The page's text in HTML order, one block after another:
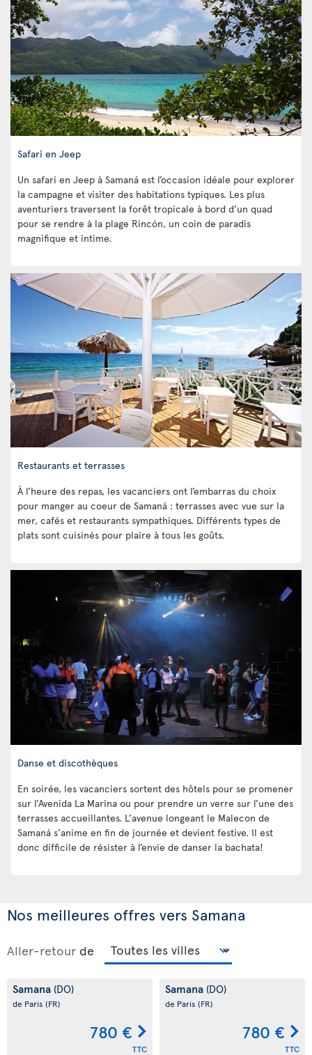
Safari en Jeep
Un safari en Jeep à Samaná est l’occasion idéale pour explorer
la campagne et visiter des habitations typiques. Les plus
aventuriers traversent la forêt tropicale à bord d’un quad
pour se rendre à la plage Rincón, un coin de paradis
magnifique et intime.
Restaurants et terrasses
À l’heure des repas, les vacanciers ont l’embarras du choix
pour manger au coeur de Samaná : terrasses avec vue sur la
mer, cafés et restaurants sympathiques. Différents types de
plats sont cuisinés pour plaire à tous les goûts.
Danse et discothèques
En soirée, les vacanciers sortent des hôtels pour se promener
sur l’Avenida La Marina ou pour prendre un verre sur l’une des
terrasses accueillantes. L’avenue longeant le Malecon de
Samaná s’anime en fin de journée et devient festive. Il est
donc difficile de résister à l’envie de danser la bachata!
Nos meilleures offres vers Samana
Aller-retour de
Samana (DO)
de Paris (FR)
780 €
TTC
Samana (DO)
de Paris (FR)
780 €
TTC